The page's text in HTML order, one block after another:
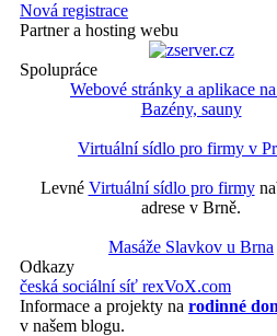
Nová registrace
Partner a hosting webu
Spolupráce
Webové stránky a aplikace
Bazény, sauny
Virtuální sídlo pro firmy v
Levné Virtuální sídlo pro firmy
adrese v Brně.
Masáže Slavkov u Brna
Odkazy
česká sociální síť rexVoX.com
Informace a projekty na rodinné
v našem blogu.